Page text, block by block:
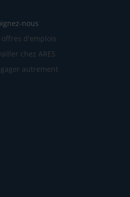
nous
offres d'emplois
chez ARES
autrement